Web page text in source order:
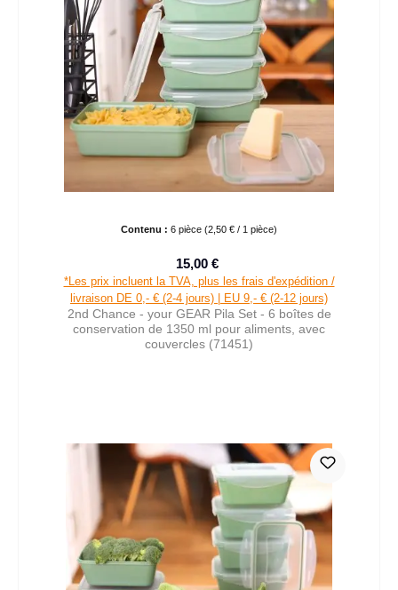
Contenu : 6 pièce (2,50 € / 1 pièce)
Prix de vente :
15,00 €
*Les prix incluent la TVA, plus les frais d'expédition /
livraison DE 0,- € (2-4 jours) | EU 9,- € (2-12 jours)
2nd Chance - your GEAR Pila Set - 6 boîtes de
conservation de 1350 ml pour aliments, avec
couvercles (71451)